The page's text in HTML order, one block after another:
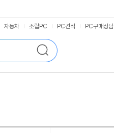
검
색
자동차 조립PC PC견적 PC구매상담